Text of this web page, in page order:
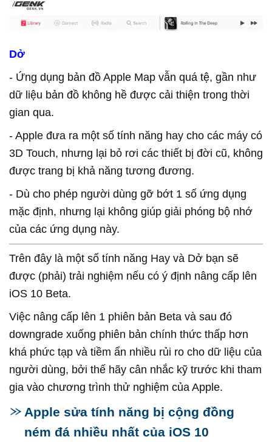
Dở
- Ứng dụng bản đồ Apple Map vẫn quá tệ, gần như
dữ liệu bản đồ không hề được cải thiện trong thời
gian qua.
- Apple đưa ra một số tính năng hay cho các máy có
3D Touch, nhưng lại bỏ rơi các thiết bị đời cũ, không
được trang bị khả năng tương đương.
- Dù cho phép người dùng gỡ bớt 1 số ứng dụng
mặc định, nhưng lại không giúp giải phóng bộ nhớ
của các ứng dụng này.
Trên đây là một số tính năng Hay và Dở bạn sẽ
được (phải) trải nghiệm nếu có ý định nâng cấp lên
iOS 10 Beta.
Việc nâng cấp lên 1 phiên bản Beta và sau đó
downgrade xuống phiên bản chính thức thấp hơn
khá phức tạp và tiềm ẩn nhiều rủi ro cho dữ liệu của
người dùng, bởi thế hãy cân nhắc kỹ trước khi tham
gia vào chương trình thử nghiệm của Apple.
Apple sửa tính năng bị cộng đồng
ném đá nhiều nhất của iOS 10